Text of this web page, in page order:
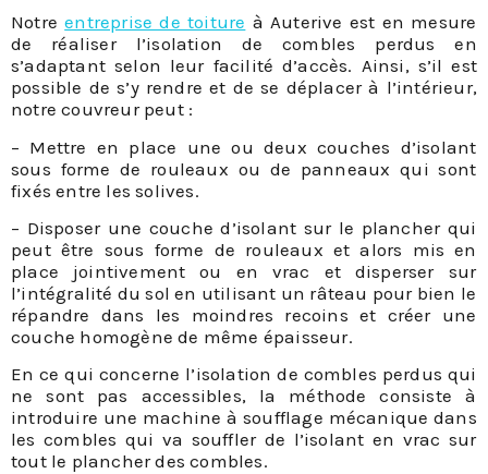
Notreentreprise de toiture à Auterive est en mesure
de réaliser l’isolation de combles perdus en
s’adaptant selon leur facilité d’accès. Ainsi, s’il est
possible de s’y rendre et de se déplacer à l’intérieur,
notre couvreur peut :
– Mettre en place une ou deux couches d’isolant
sous forme de rouleaux ou de panneaux qui sont
fixés entre les solives.
– Disposer une couche d’isolant sur le plancher qui
peut être sous forme de rouleaux et alors mis en
place jointivement ou en vrac et disperser sur
l’intégralité du sol en utilisant un râteau pour bien le
répandre dans les moindres recoins et créer une
couche homogène de même épaisseur.
En ce qui concerne l’isolation de combles perdus qui
ne sont pas accessibles, la méthode consiste à
introduire une machine à soufflage mécanique dans
les combles qui va souffler de l’isolant en vrac sur
tout le plancher des combles.